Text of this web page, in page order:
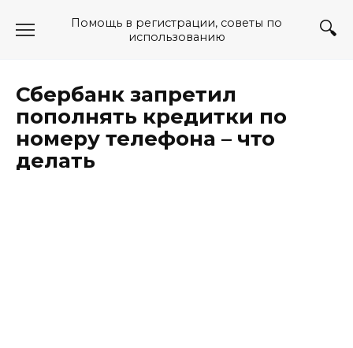
Помощь в регистрации, советы по
использованию
Сбербанк запретил
пополнять кредитки по
номеру телефона – что
делать